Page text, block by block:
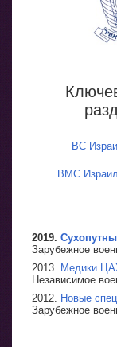
ВС
ВМС
2019.
Зарубежное
2013. Медики
Независимое
2012. Новые
Зарубежное